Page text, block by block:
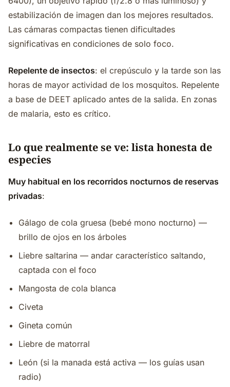
estabilización de imagen dan los mejores resultados.
Las cámaras compactas tienen dificultades
significativas en condiciones de solo foco.
Repelente de insectos: el crepúsculo y la tarde son las
horas de mayor actividad de los mosquitos. Repelente
a base de DEET aplicado antes de la salida. En zonas
de malaria, esto es crítico.
Lo que realmente se ve: lista honesta de
especies
Muy habitual en los recorridos nocturnos de reservas
privadas:
Gálago de cola gruesa (bebé mono nocturno) —
brillo de ojos en los árboles
Liebre saltarina — andar característico saltando,
captada con el foco
Mangosta de cola blanca
Civeta
Gineta común
Liebre de matorral
León (si la manada está activa — los guías usan
radio)